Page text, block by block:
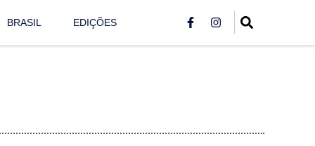
BRASIL EDIÇÕES